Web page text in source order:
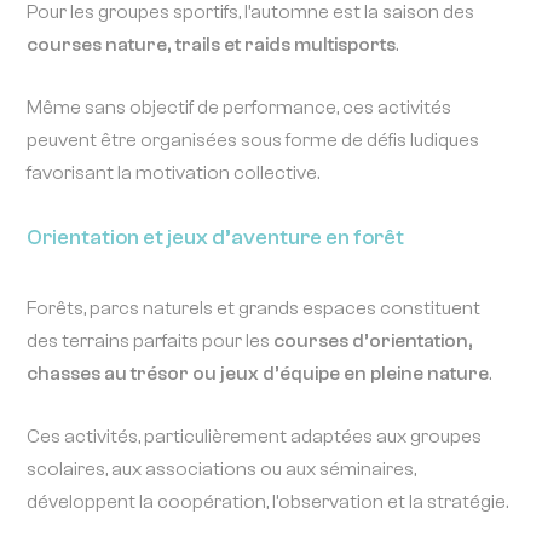
Pour les groupes sportifs, l’automne est la saison des
courses nature, trails et raids multisports.
Même sans objectif de performance, ces activités
peuvent être organisées sous forme de défis ludiques
favorisant la motivation collective.
Orientation et jeux d’aventure en forêt
Forêts, parcs naturels et grands espaces constituent
des terrains parfaits pour les courses d’orientation,
chasses au trésor ou jeux d’équipe en pleine nature.
Ces activités, particulièrement adaptées aux groupes
scolaires, aux associations ou aux séminaires,
développent la coopération, l’observation et la stratégie.